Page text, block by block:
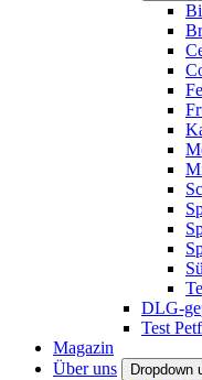
DLG-
Test
Magazin
Über uns
Dropdown